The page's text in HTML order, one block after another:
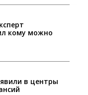
кому можно
в центры